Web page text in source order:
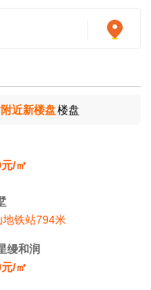
近新楼盘楼盘
/㎡
地铁站794米
缦和润
/㎡